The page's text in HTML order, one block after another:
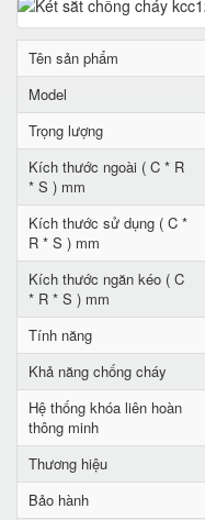
Tên sản phẩm
Model
Trọng lượng
Kích thước ngoài ( C * R
* S ) mm
Kích thước sử dụng ( C *
R * S ) mm
Kích thước ngăn kéo ( C
* R * S ) mm
Tính năng
Khả năng chống cháy
Hệ thống khóa liên hoàn
thông minh
Thương hiệu
Bảo hành